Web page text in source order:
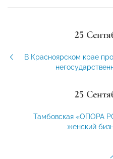
25
В Красноярском крае
25
Тамбовская «ОПОРА
женский